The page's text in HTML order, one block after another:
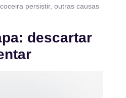
persistir, outras causas
descartar